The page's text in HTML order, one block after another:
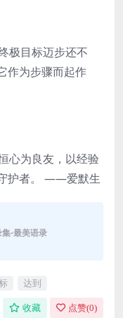
极目标迈步还不
作为步骤而起作
心为良友，以经验
护者。 ——爱默生
-最美语录
达到
收藏 点赞(0)